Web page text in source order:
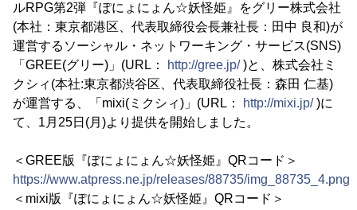
ルRPG第2弾『ぽにょにょん☆妖怪姫』をグリー株式会社
(本社：東京都港区、代表取締役会長兼社長：田中 良和)が
運営するソーシャル・ネットワーキング・サービス(SNS)
「GREE(グリー)」(URL：
http://gree.jp/)と、株式会社ミ
クシィ(本社:東京都渋谷区、代表取締役社長：森田 仁基)
が運営する、「mixi(ミクシィ)」(URL：
http://mixi.jp/)に
て、1月25日(月)より提供を開始しました。
＜GREE版『ぽにょにょん☆妖怪姫』QRコード＞
https://www.atpress.ne.jp/releases/88735/img_88735_4.png
＜mixi版『ぽにょにょん☆妖怪姫』QRコード＞